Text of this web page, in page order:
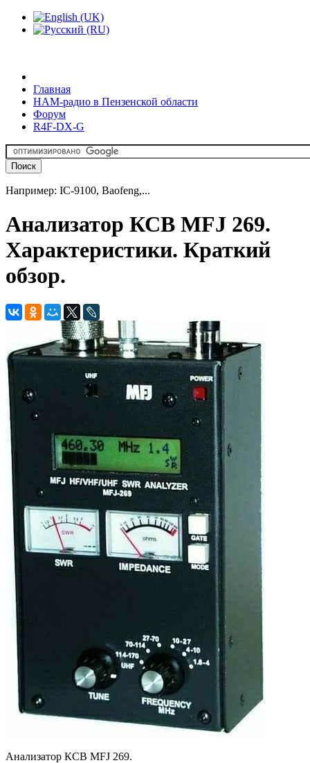
Главная
HAM-радио в Пензенской области
Форум
R4F-DX-G
Например: IC-9100, Baofeng,...
Анализатор КСВ MFJ 269.
Характеристики. Краткий
обзор.
Анализатор КСВ MFJ 269.